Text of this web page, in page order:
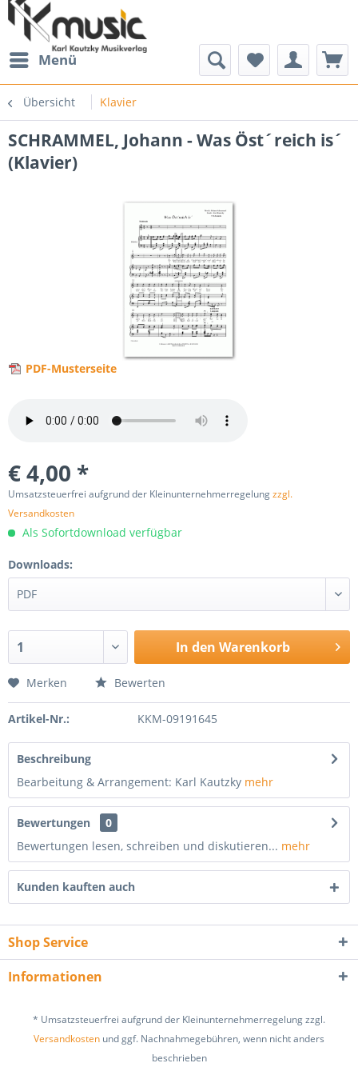
Menü
Übersicht Klavier
SCHRAMMEL, Johann - Was Öst´reich is´
(Klavier)
PDF-Musterseite
€ 4,00 *
Umsatzsteuerfrei aufgrund der Kleinunternehmerregelungzzgl.
Versandkosten
Als Sofortdownload verfügbar
Downloads:
In den Warenkorb
Merken Bewerten
Artikel-Nr.: KKM-09191645
Beschreibung
Bearbeitung & Arrangement: Karl Kautzky mehr
Bewertungen
0
Bewertungen lesen, schreiben und diskutieren... mehr
Kunden kauften auch
Shop Service
Informationen
* Umsatzsteuerfrei aufgrund der Kleinunternehmerregelung zzgl.
Versandkosten und ggf. Nachnahmegebühren, wenn nicht anders
beschrieben